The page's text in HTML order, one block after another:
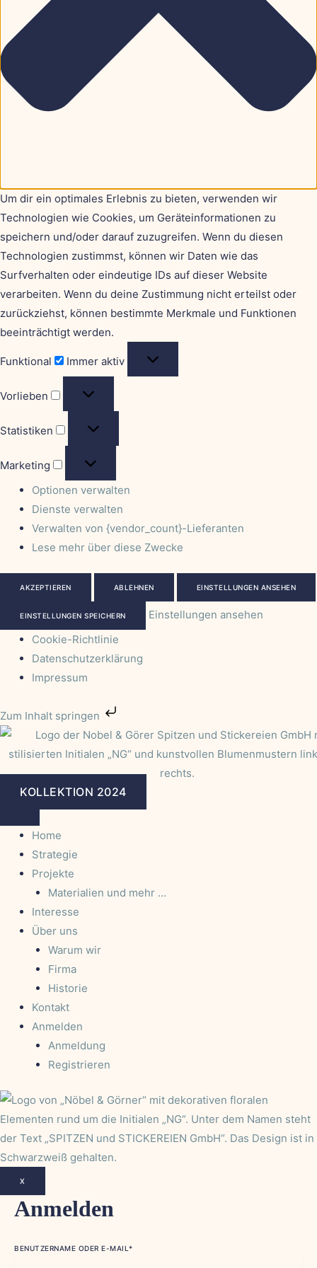
Um dir ein optimales Erlebnis zu bieten, verwenden wir
Technologien wie Cookies, um Geräteinformationen zu
speichern und/oder darauf zuzugreifen. Wenn du diesen
Technologien zustimmst, können wir Daten wie das
Surfverhalten oder eindeutige IDs auf dieser Website
verarbeiten. Wenn du deine Zustimmung nicht erteilst oder
zurückziehst, können bestimmte Merkmale und Funktionen
beeinträchtigt werden.
Funktional Immer aktiv
Vorlieben
Statistiken
Marketing
Optionen verwalten
Dienste verwalten
Verwalten von {vendor_count}-Lieferanten
Lese mehr über diese Zwecke
AKZEPTIEREN ABLEHNEN EINSTELLUNGEN ANSEHEN
EINSTELLUNGEN SPEICHERN
Einstellungen ansehen
Cookie-Richtlinie
Datenschutzerklärung
Impressum
Zum Inhalt springen
KOLLEKTION 2024
Home
Strategie
Projekte
Materialien und mehr …
Interesse
Über uns
Warum wir
Firma
Historie
Kontakt
Anmelden
Anmeldung
Registrieren
X
Anmelden
BENUTZERNAME ODER E-MAIL *